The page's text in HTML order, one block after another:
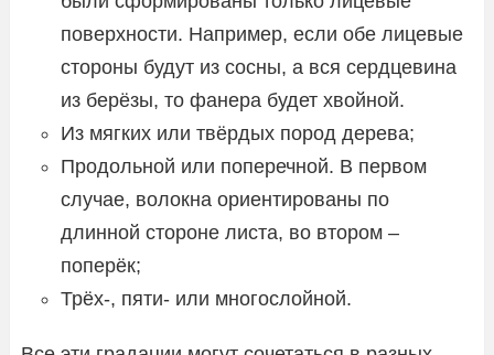
поверхности. Например, если обе лицевые
стороны будут из сосны, а вся сердцевина
из берёзы, то фанера будет хвойной.
Из мягких или твёрдых пород дерева;
Продольной или поперечной. В первом
случае, волокна ориентированы по
длинной стороне листа, во втором –
поперёк;
Трёх-, пяти- или многослойной.